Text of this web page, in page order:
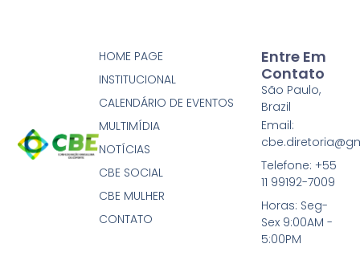
HOME PAGE
INSTITUCIONAL
CALENDÁRIO DE EVENTOS
MULTIMÍDIA
NOTÍCIAS
CBE SOCIAL
CBE MULHER
CONTATO
Entre Em
Contato
São Paulo,
Brazil
Email:
Telefone: +55
11 99192-7009
Horas: Seg-
Sex 9:00AM -
5:00PM